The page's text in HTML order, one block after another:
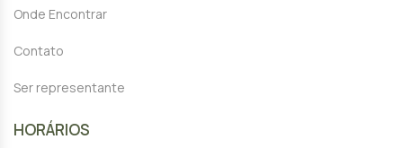
Onde Encontrar
Contato
Ser representante
HORÁRIOS